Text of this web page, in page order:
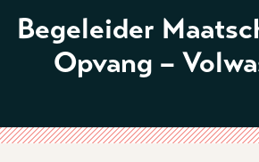
Begeleider
Opvang –